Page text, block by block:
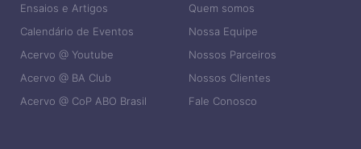
Ensaios e Artigos
Calendário de Eventos
Acervo @ Youtube
Acervo @ BA Club
Acervo @ CoP ABO Brasil
Quem somos
Nossa Equipe
Nossos Parceiros
Nossos Clientes
Fale Conosco